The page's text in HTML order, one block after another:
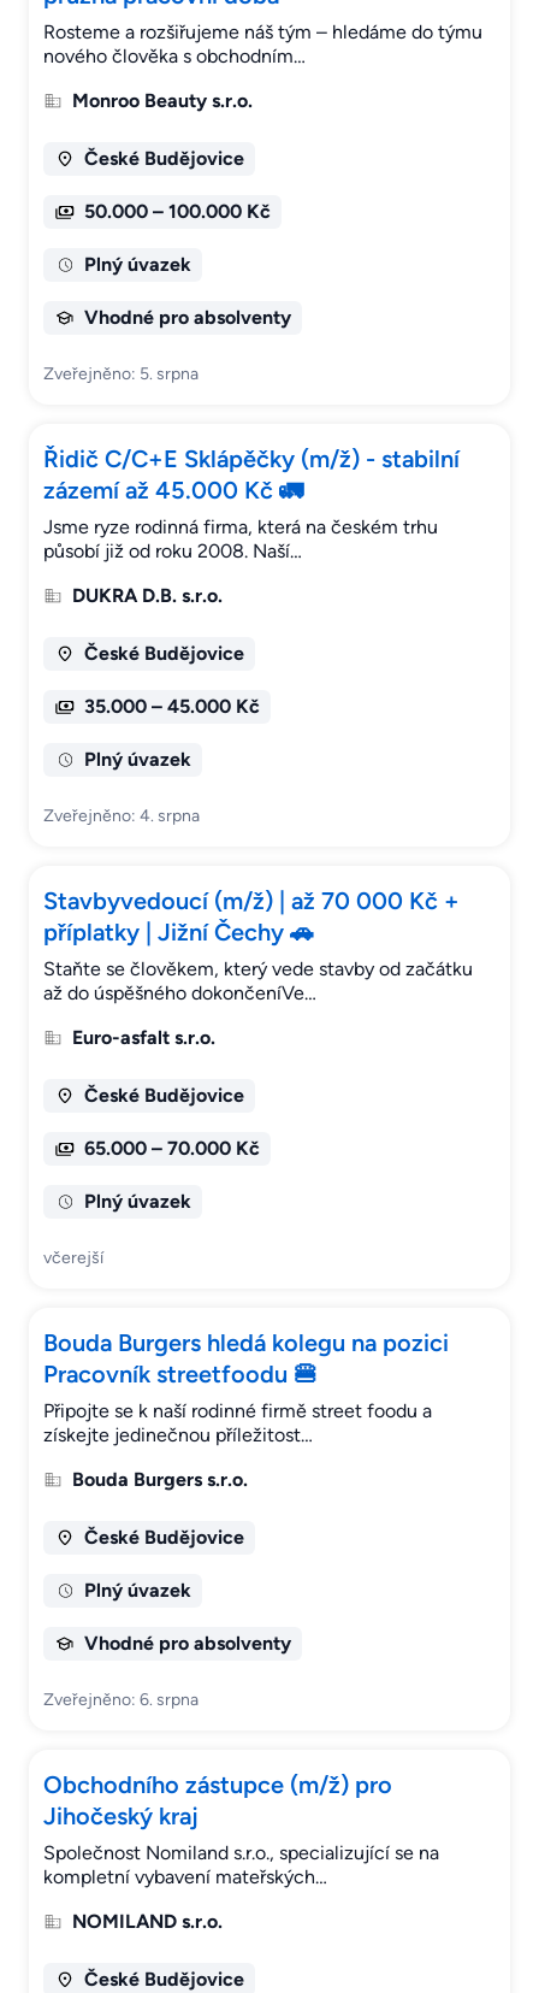
Rosteme a rozšiřujeme náš tým – hledáme do týmu
nového člověka s obchodním…
Monroo Beauty s.r.o.
České Budějovice
50.000 – 100.000 Kč
Plný úvazek
Vhodné pro absolventy
Zveřejněno: 5. srpna
Řidič C/C+E Sklápěčky (m/ž) - stabilní
zázemí až 45.000 Kč 🚛
Jsme ryze rodinná firma, která na českém trhu
působí již od roku 2008. Naší…
DUKRA D.B. s.r.o.
České Budějovice
35.000 – 45.000 Kč
Plný úvazek
Zveřejněno: 4. srpna
Stavbyvedoucí (m/ž) | až 70 000 Kč +
příplatky | Jižní Čechy 🚗
Staňte se člověkem, který vede stavby od začátku
až do úspěšného dokončeníVe…
Euro-asfalt s.r.o.
České Budějovice
65.000 – 70.000 Kč
Plný úvazek
včerejší
Bouda Burgers hledá kolegu na pozici
Pracovník streetfoodu 🍔
Připojte se k naší rodinné firmě street foodu a
získejte jedinečnou příležitost…
Bouda Burgers s.r.o.
České Budějovice
Plný úvazek
Vhodné pro absolventy
Zveřejněno: 6. srpna
Obchodního zástupce (m/ž) pro
Jihočeský kraj
Společnost Nomiland s.r.o., specializující se na
kompletní vybavení mateřských…
NOMILAND s.r.o.
České Budějovice